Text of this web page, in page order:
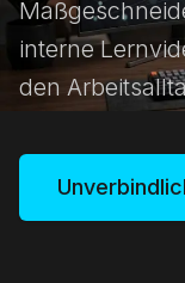
interne
den